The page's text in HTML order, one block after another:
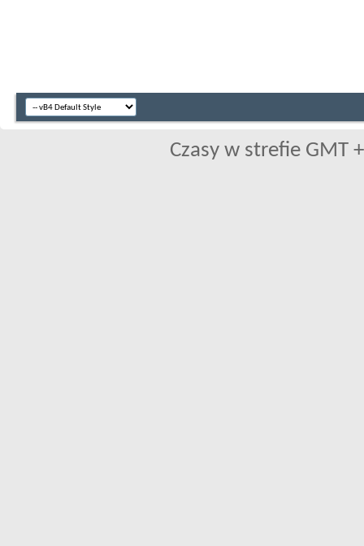
Czasy w strefie GMT